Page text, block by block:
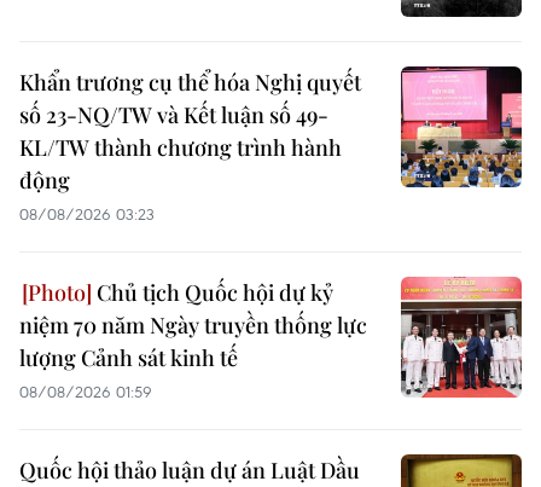
Khẩn trương cụ thể hóa Nghị quyết
số 23-NQ/TW và Kết luận số 49-
KL/TW thành chương trình hành
động
08/08/2026 03:23
Chủ tịch Quốc hội dự kỷ
niệm 70 năm Ngày truyền thống lực
lượng Cảnh sát kinh tế
08/08/2026 01:59
Quốc hội thảo luận dự án Luật Dầu